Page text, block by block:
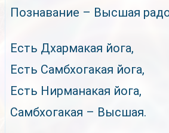
Познавание – Высшая
Есть Дхармакая йога,
Есть Самбхогакая йога,
Есть Нирманакая йога,
Самбхогакая – Высшая.